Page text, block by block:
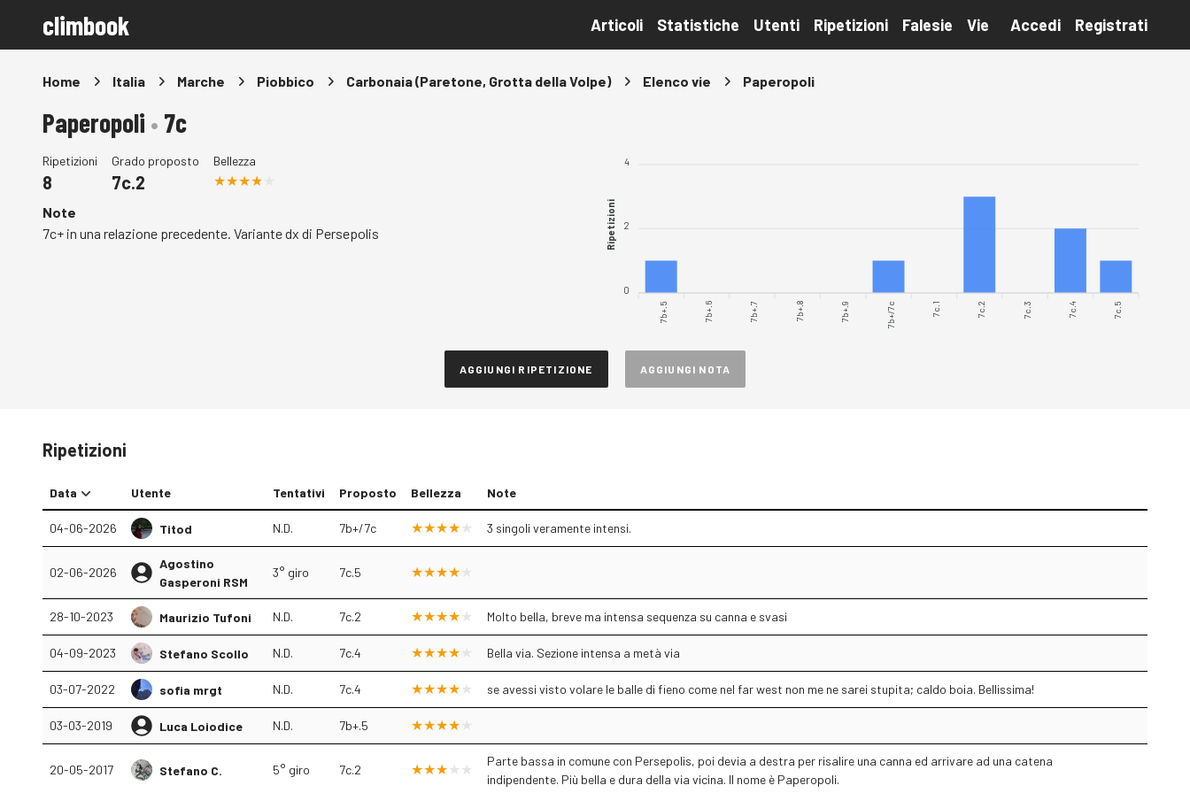
climbook Articoli Statistiche Utenti Ripetizioni Falesie Vie Accedi Registrati
Home Italia Marche Piobbico Carbonaia (Paretone, Grotta della Volpe) Elenco vie Paperopoli
Paperopoli • 7c
Ripetizioni
8
Grado proposto
7c.2
Bellezza
Note
7c+ in una relazione precedente. Variante dx di Persepolis
4
2
0
Ripetizioni
7b+.5 7b+.6 7b+.7 7b+.8 7b+.9 7b+/7c 7c.1 7c.2 7c.3 7c.4 7c.5
AGGIUNGI RIPETIZIONE AGGIUNGI NOTA
Ripetizioni
Data Utente Tentativi Proposto Bellezza Note
04-06-2026 Titod N.D. 7b+/7c 3 singoli veramente intensi.
02-06-2026
Agostino
Gasperoni RSM
3° giro 7c.5
28-10-2023 Maurizio Tufoni N.D. 7c.2 Molto bella, breve ma intensa sequenza su canna e svasi
04-09-2023 Stefano Scollo N.D. 7c.4 Bella via. Sezione intensa a metà via
03-07-2022 sofia mrgt N.D. 7c.4 se avessi visto volare le balle di fieno come nel far west non me ne sarei stupita; caldo boia. Bellissima!
03-03-2019 Luca Loiodice N.D. 7b+.5
20-05-2017 Stefano C. 5° giro 7c.2
Parte bassa in comune con Persepolis, poi devia a destra per risalire una canna ed arrivare ad una catena
indipendente. Più bella e dura della via vicina. Il nome è Paperopoli.